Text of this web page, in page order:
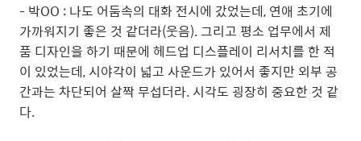
- 박OO : 나도 어둠속의 대화 전시에 갔었는데, 연애 초기에
가까워지기 좋은 것 같더라(웃음). 그리고 평소 업무에서 제
품 디자인을 하기 때문에 헤드업 디스플레이 리서치를 한 적
이 있었는데, 시야각이 넓고 사운드가 있어서 좋지만 외부 공
간과는 차단되어 살짝 무섭더라. 시각도 굉장히 중요한 것 같
다.